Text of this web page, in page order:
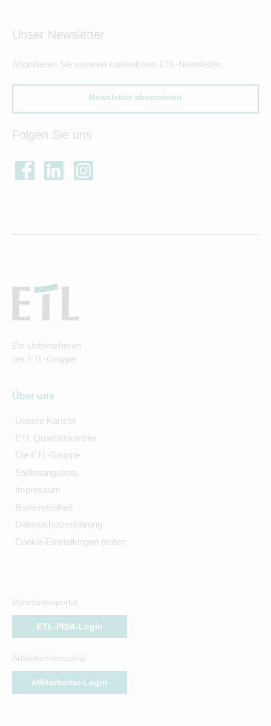
Unser Newsletter
Abonnieren Sie unseren kostenlosen ETL-Newsletter.
Newsletter abonnieren
Folgen Sie uns
Ein Unternehmen
der ETL-Gruppe
Über uns
Unsere Kanzlei
ETL Qualitätskanzlei
Die ETL-Gruppe
Stellenangebote
Impressum
Barrierefreiheit
Datenschutzerklärung
Cookie-Einstellungen prüfen
Mandantenportal
ETL-PISA-Login
Arbeitnehmerportal
eMitarbeiter-Login